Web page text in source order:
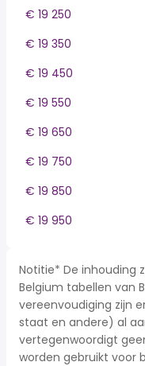
€ 19 250
€ 19 350
€ 19 450
€ 19 550
€ 19 650
€ 19 750
€ 19 850
€ 19 950
Notitie* De inhouding
Belgium tabellen van
vereenvoudiging zijn
staat en andere) al
vertegenwoordigt
worden gebruikt voor